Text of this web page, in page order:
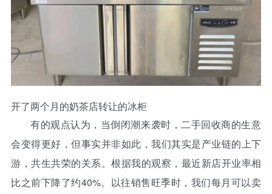
开了两个月的奶茶店转让的冰柜
有的观点认为，当倒闭潮来袭时，二手回收商的生意
会变得更好，但事实并非如此，我们其实是产业链的上下
游，共生共荣的关系。根据我的观察，最近新店开业率相
比之前下降了约40%。以往销售旺季时，我们每月可以卖